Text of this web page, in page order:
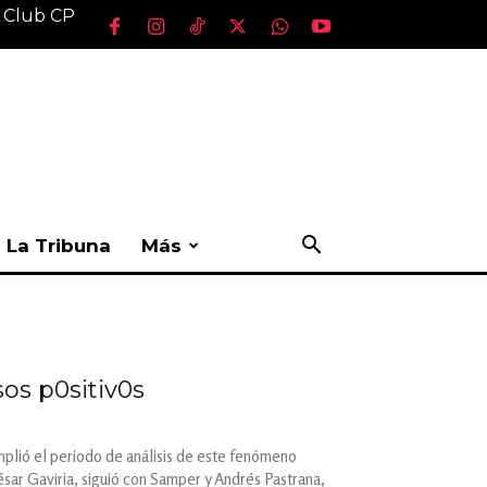
CP
La Tribuna Más
p0sitiv0s
el periodo de análisis de este fenómeno
Gaviria, siguió con Samper y Andrés Pastrana,